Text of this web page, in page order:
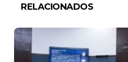
RELACIONADOS